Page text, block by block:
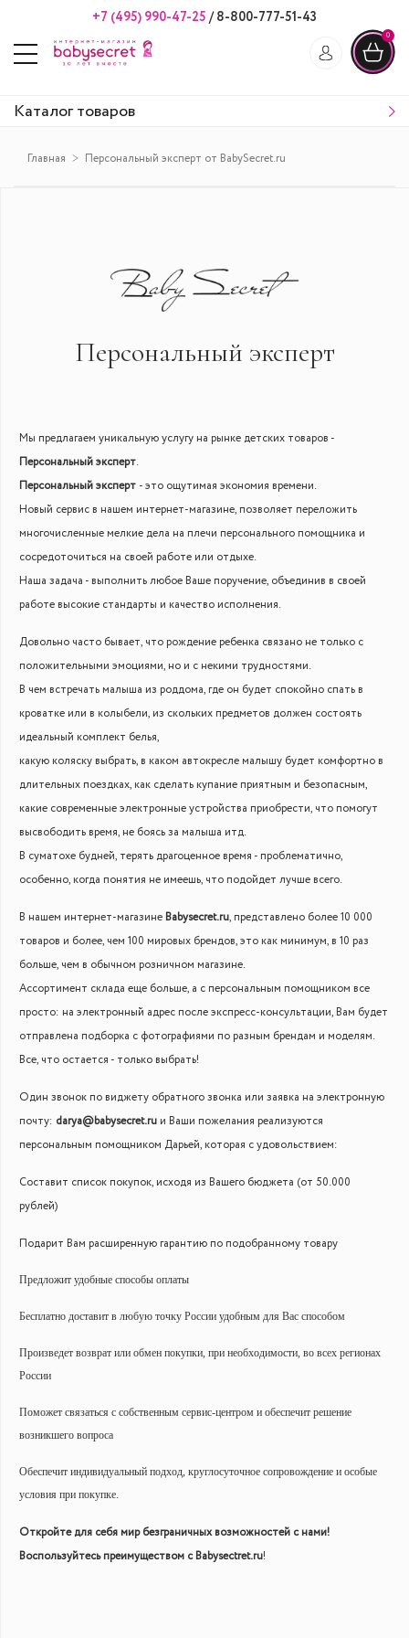
+7 (495) 990-47-25 /8-800-777-51-43
0
Каталог товаров
Главная Персональный эксперт от BabySecret.ru
Персональный эксперт
Мы предлагаем уникальную услугу на рынке детских товаров -
Персональный эксперт.
Персональный эксперт - это ощутимая экономия времени.
Новый сервис в нашем интернет-магазине, позволяет переложить
многочисленные мелкие дела на плечи персонального помощника и
сосредоточиться на своей работе или отдыхе.
Наша задача - выполнить любое Ваше поручение, объединив в своей
работе высокие стандарты и качество исполнения.
Довольно часто бывает, что рождение ребенка связано не только с
положительными эмоциями, но и с некими трудностями.
В чем встречать малыша из роддома, где он будет спокойно спать в
кроватке или в колыбели, из скольких предметов должен состоять
идеальный комплект белья,
какую коляску выбрать, в каком автокресле малышу будет комфортно в
длительных поездках, как сделать купание приятным и безопасным,
какие современные электронные устройства приобрести, что помогут
высвободить время, не боясь за малыша итд.
В суматохе будней, терять драгоценное время - проблематично,
особенно, когда понятия не имеешь, что подойдет лучше всего.
В нашем интернет-магазине Babysecret.ru, представлено более 10 000
товаров и более, чем 100 мировых брендов, это как минимум, в 10 раз
больше, чем в обычном розничном магазине.
Ассортимент склада еще больше, а с персональным помощником все
просто: на электронный адрес после экспресс-консультации, Вам будет
отправлена подборка с фотографиями по разным брендам и моделям.
Все, что остается - только выбрать!
Один звонок по виджету обратного звонка или заявка на электронную
почту: darya@babysecret.ru и Ваши пожелания реализуются
персональным помощником Дарьей, которая с удовольствием:
Составит список покупок, исходя из Вашего бюджета (от 50.000
рублей)
Подарит Вам расширенную гарантию по подобранному товару
Предложит удобные способы оплаты
Бесплатно доставит в любую точку России удобным для Вас способом
Произведет возврат или обмен покупки, при необходимости, во всех регионах
России
Поможет связаться с собственным сервис-центром и обеспечит решение
возникшего вопроса
Обеспечит индивидуальный подход, круглосуточное сопровождение и особые
условия при покупке.
Откройте для себя мир безграничных возможностей с нами!
Воспользуйтесь преимуществом с Babysectret.ru!